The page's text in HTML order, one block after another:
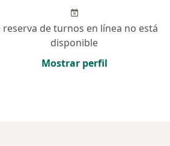
reserva de turnos en línea no está
disponible
Mostrar perfil